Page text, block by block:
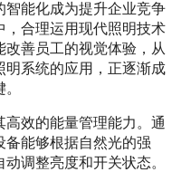
智能化成为提升企业竞争
，合理运用现代照明技术
善员工的视觉体验，从
明系统的应用，正逐渐成
效的能量管理能力。通
备能够根据自然光的强
调整亮度和开关状态。